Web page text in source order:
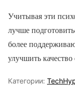
Учитывая эти
лучше
более
улучшить
Категории: